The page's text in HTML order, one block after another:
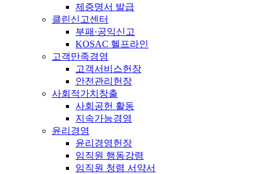
제증명서 발급
클린신고센터
부패·공익신고
KOSAC 헬프라인
고객만족경영
고객서비스헌장
안전관리헌장
사회적가치창출
사회공헌 활동
지속가능경영
윤리경영
윤리경영헌장
임직원 행동강령
임직원 청렴 서약서